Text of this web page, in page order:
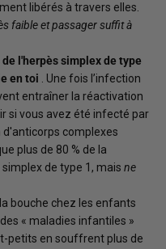
libérés à travers elles.
faible et passager suffit à
l'herpès simplex de type
en toi . Une fois l’infection
entraîner la réactivation
si vous avez été infecté par
complexes
plus de 80 % de la
de type 1, mais ne
bouche chez les enfants
« maladies infantiles »
petits en souffrent plus de